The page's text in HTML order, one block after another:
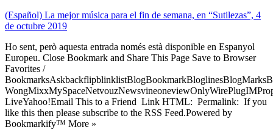
(Español) La mejor música para el fin de semana, en “Sutilezas”, 4
de octubre 2019
Ho sent, però aquesta entrada només està disponible en Espanyol
Europeu. Close Bookmark and Share This Page Save to Browser
Favorites /
LiveYahoo!Email This to a Friend Link HTML: Permalink: If you
like this then please subscribe to the RSS Feed.Powered by
Bookmarkify™ More »